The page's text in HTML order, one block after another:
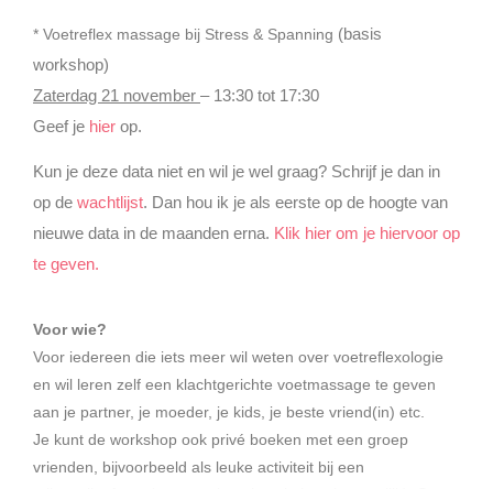
* Voetreflex massage bij Stress & Spanning (basis
workshop)
Zaterdag 21 november – 13:30 tot 17:30
Geef je hier op.
Kun je deze data niet en wil je wel graag? Schrijf je dan in
op de wachtlijst. Dan hou ik je als eerste op de hoogte van
nieuwe data in de maanden erna. Klik hier om je hiervoor op
te geven.
Voor wie?
Voor iedereen die iets meer wil weten over voetreflexologie
en wil leren zelf een klachtgerichte voetmassage te geven
aan je partner, je moeder, je kids, je beste vriend(in) etc.
Je kunt de workshop ook privé boeken met een groep
vrienden, bijvoorbeeld als leuke activiteit bij een